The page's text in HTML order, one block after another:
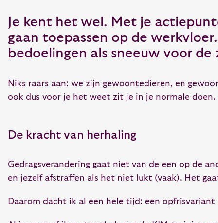
Je kent het wel. Met je
gaan toepassen op de
bedoelingen als sneeuw voor de
Niks raars aan: we zijn gewoontedieren, en
ook dus voor je het weet zit je in je normale doen.
De kracht van herhaling
Gedragsverandering gaat niet van de een op de
en jezelf afstraffen als het niet lukt (vaak). Het
Daarom dacht ik al een hele tijd: een